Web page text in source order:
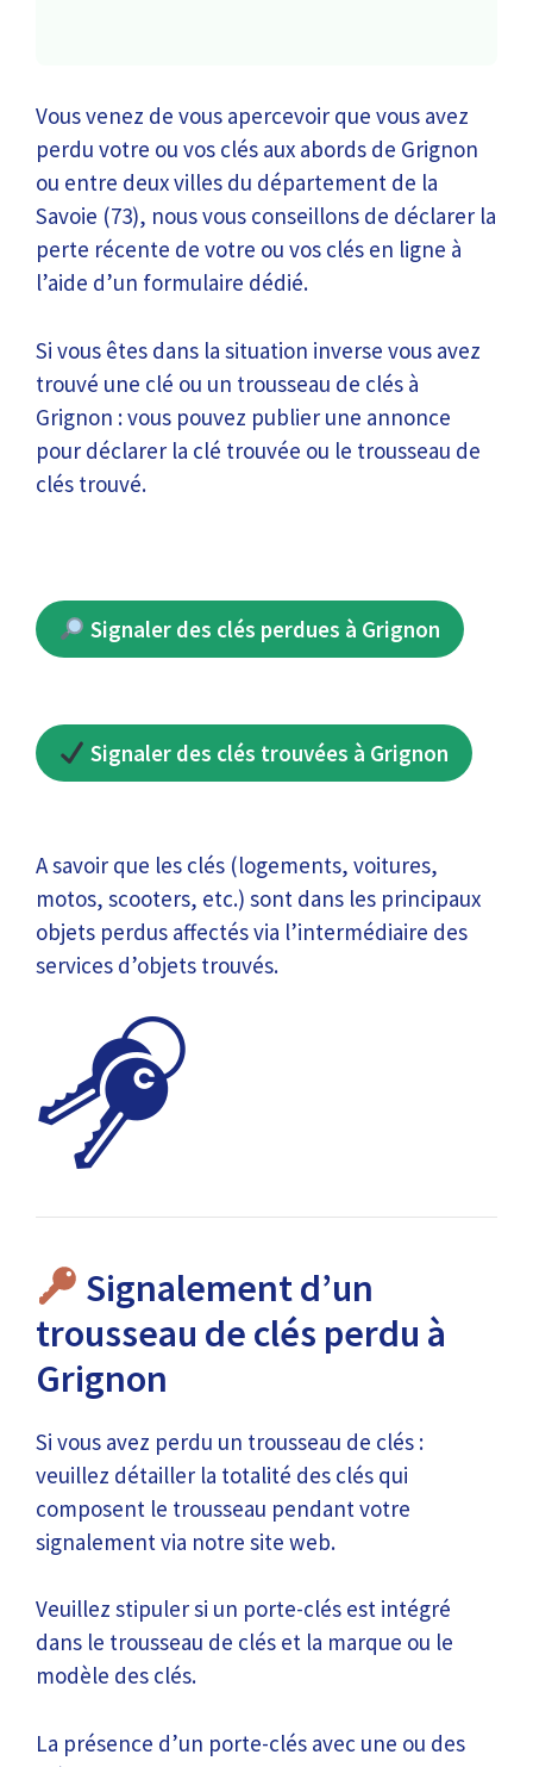
Vous venez de vous apercevoir que vous avez
perdu votre ou vos clés aux abords de Grignon
ou entre deux villes du département de la
Savoie (73), nous vous conseillons de déclarer la
perte récente de votre ou vos clés en ligne à
l’aide d’un formulaire dédié.
Si vous êtes dans la situation inverse vous avez
trouvé une clé ou un trousseau de clés à
Grignon : vous pouvez publier une annonce
pour déclarer la clé trouvée ou le trousseau de
clés trouvé.
Signaler des clés perdues à Grignon
Signaler des clés trouvées à Grignon
A savoir que les clés (logements, voitures,
motos, scooters, etc.) sont dans les principaux
objets perdus affectés via l’intermédiaire des
services d’objets trouvés.
Signalement d’un
trousseau de clés perdu à
Grignon
Si vous avez perdu un trousseau de clés :
veuillez détailler la totalité des clés qui
composent le trousseau pendant votre
signalement via notre site web.
Veuillez stipuler si un porte-clés est intégré
dans le trousseau de clés et la marque ou le
modèle des clés.
La présence d’un porte-clés avec une ou des